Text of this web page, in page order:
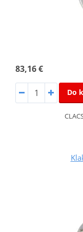
83,16 €
Do